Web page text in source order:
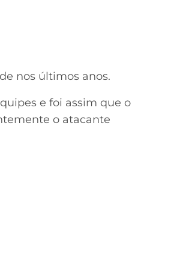
nos últimos anos.
e foi assim que o
o atacante